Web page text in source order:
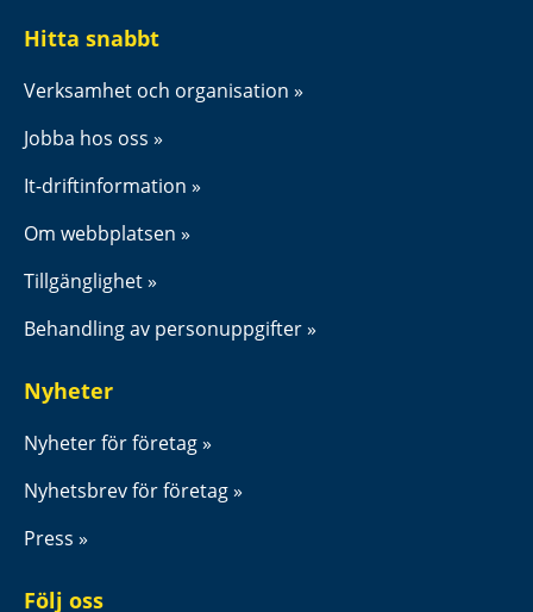
Hitta snabbt
Verksamhet och organisation
Jobba hos oss
It-driftinformation
Om webbplatsen
Tillgänglighet
Behandling av personuppgifter
Nyheter
Nyheter för företag
Nyhetsbrev för företag
Press
Följ oss